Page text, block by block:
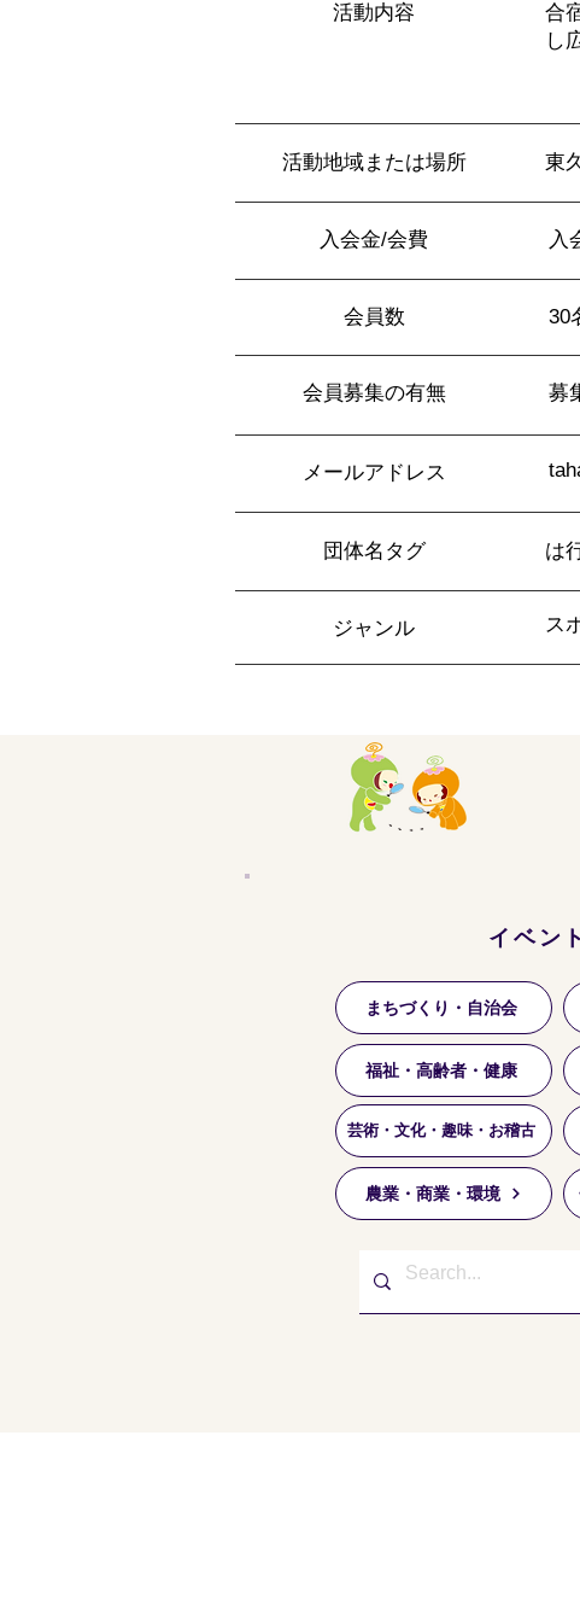
活動内容
合
し
活動地域または場所 東
入会金/会費 入
会員数 30
会員募集の有無 募
メールアドレス
​団体名タグ は
​ジャンル ス
イベン
まちづくり・自治会
福祉・高齢者・健康
芸術・文化・趣味・お稽古
農業・商業・環境